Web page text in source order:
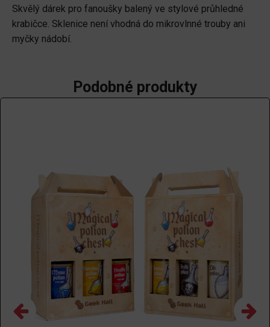
Skvělý dárek pro fanoušky balený ve stylové průhledné
krabičce. Sklenice není vhodná do mikrovlnné trouby ani
myčky nádobí.
Podobné produkty